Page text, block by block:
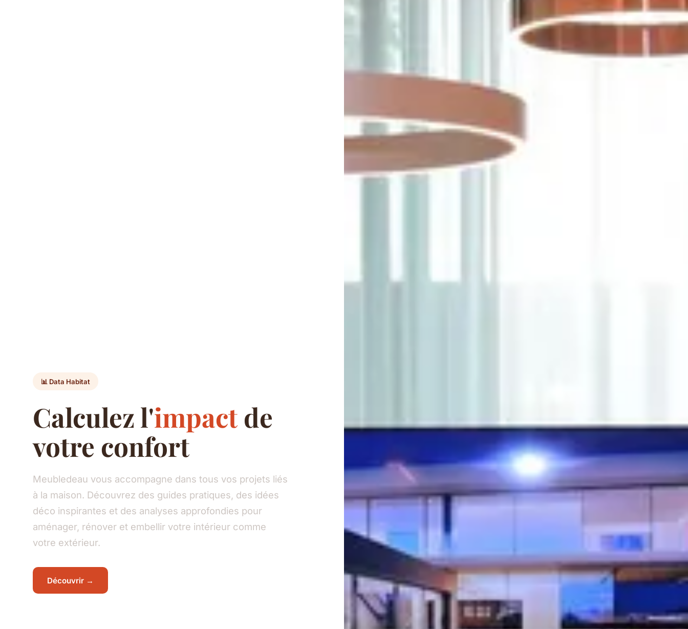
📊 Data Habitat
Calculez l'impact de
votre confort
Meubledeau vous accompagne dans tous vos projets liés
à la maison. Découvrez des guides pratiques, des idées
déco inspirantes et des analyses approfondies pour
aménager, rénover et embellir votre intérieur comme
votre extérieur.
Découvrir →